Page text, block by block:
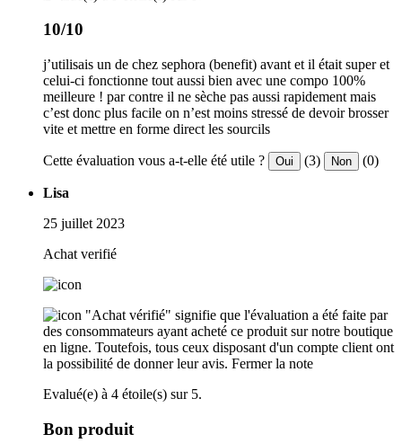
10/10
j’utilisais un de chez sephora (benefit) avant et il était super et
celui-ci fonctionne tout aussi bien avec une compo 100%
meilleure ! par contre il ne sèche pas aussi rapidement mais
c’est donc plus facile on n’est moins stressé de devoir brosser
vite et mettre en forme direct les sourcils
Cette évaluation vous a-t-elle été utile ? Oui (3) Non (0)
Lisa
25 juillet 2023
Achat verifié
"Achat vérifié" signifie que l'évaluation a été faite par
des consommateurs ayant acheté ce produit sur notre boutique
en ligne. Toutefois, tous ceux disposant d'un compte client ont
la possibilité de donner leur avis. Fermer la note
Evalué(e) à 4 étoile(s) sur 5.
Bon produit